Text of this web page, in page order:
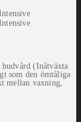
(Inåtväxta
som den ömtåliga
mellan vaxning,